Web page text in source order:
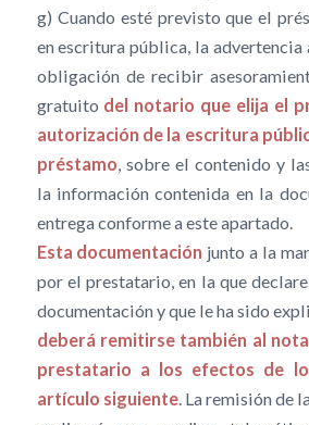
g) Cuando esté previsto que el
en escritura pública, la
obligación de recibir
gratuito del notario que elija el
autorización de la escritura
préstamo, sobre el contenido y
la información contenida en la
entrega conforme a este apartado.
Esta documentación junto a la
por el prestatario, en la que
documentación y que le ha sido
deberá remitirse también al
prestatario a los efectos de
artículo siguiente. La remisión de